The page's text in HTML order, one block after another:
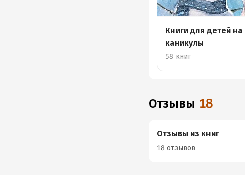
Книги для детей на
каникулы
58 книг
Отзывы 18
Отзывы из книг
18 отзывов